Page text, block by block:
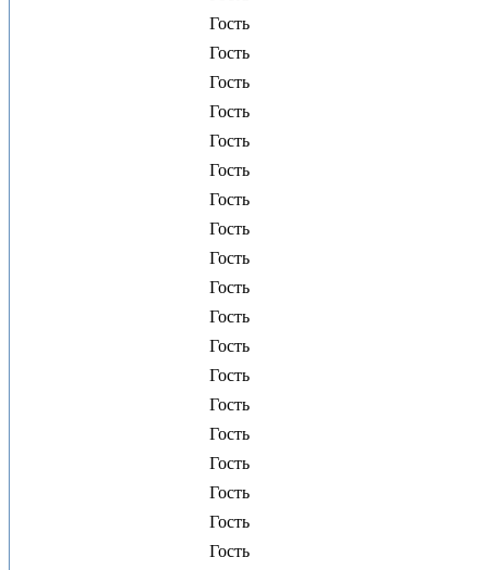
Гость
Гость
Гость
Гость
Гость
Гость
Гость
Гость
Гость
Гость
Гость
Гость
Гость
Гость
Гость
Гость
Гость
Гость
Гость